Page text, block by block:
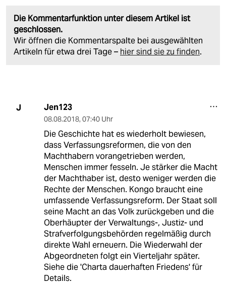
Die Kommentarfunktion unter diesem Artikel ist
geschlossen.
Wir öffnen die Kommentarspalte bei ausgewählten
Artikeln für etwa drei Tage – hier sind sie zu finden.
J Jen123
08.08.2018, 07:40 Uhr
Die Geschichte hat es wiederholt bewiesen,
dass Verfassungsreformen, die von den
Machthabern vorangetrieben werden,
Menschen immer fesseln. Je stärker die Macht
der Machthaber ist, desto weniger werden die
Rechte der Menschen. Kongo braucht eine
umfassende Verfassungsreform. Der Staat soll
seine Macht an das Volk zurückgeben und die
Oberhäupter der Verwaltungs-, Justiz- und
Strafverfolgungsbehörden regelmäßig durch
direkte Wahl erneuern. Die Wiederwahl der
Abgeordneten folgt ein Vierteljahr später.
Siehe die 'Charta dauerhaften Friedens' für
Details.